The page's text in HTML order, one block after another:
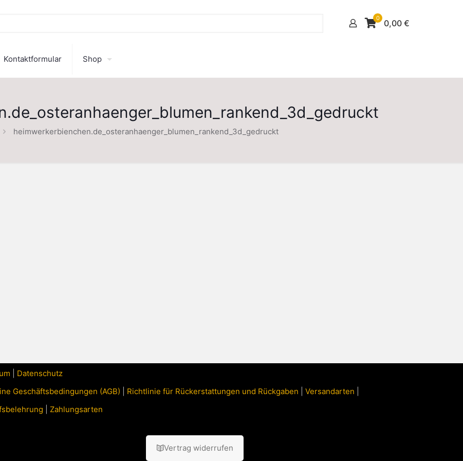
0 0,00 €
Kontaktformular Shop
heimwerkerbienchen.de_osteranhaenger_blumen_rankend_3d_gedruckt
Datenschutz
Geschäftsbedingungen (AGB)
Richtlinie für Rückerstattungen und Rückgaben Versandarten
Zahlungsarten
Vertrag widerrufen